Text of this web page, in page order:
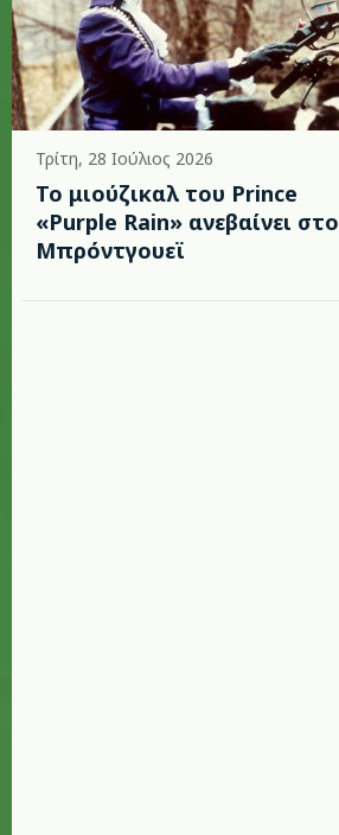
Τρίτη, 28 Ιούλιος 2026
Το μιούζικαλ του Prince
«Purple Rain» ανεβαίνει στο
Μπρόντγουεϊ